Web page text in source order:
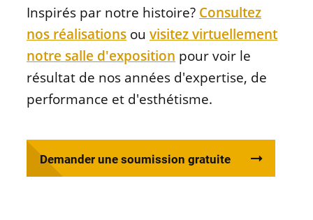
Inspirés par notre histoire? Consultez
nos réalisations ou visitez virtuellement
notre salle d'exposition pour voir le
résultat de nos années d'expertise, de
performance et d'esthétisme.
Demander une soumission gratuite